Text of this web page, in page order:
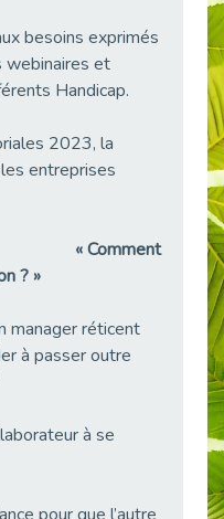
L’Aménagement Raisonnable : Un Levier pour l’Équité
Optimiser son CV lorsqu’on est en situation de handicap
et le handicap
L’équipe de Cap Emploi 92 s’agrandit : Bienvenue à Charmila, Khoudia et Fadila !
besoins exprimés
webinaires et
Handicap.
2023, la
entreprises
« Comment
? »
réticent
à passer outre
à se